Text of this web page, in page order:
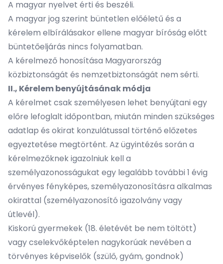
A magyar nyelvet érti és beszéli.
A magyar jog szerint büntetlen előéletű és a
kérelem elbírálásakor ellene magyar bíróság előtt
büntetőeljárás nincs folyamatban.
A kérelmező honosítása Magyarország
közbiztonságát és nemzetbiztonságát nem sérti.
II., Kérelem benyújtásának módja
A kérelmet csak személyesen lehet benyújtani egy
előre lefoglalt időpontban, miután minden szükséges
adatlap és okirat konzulátussal történő előzetes
egyeztetése megtörtént. Az ügyintézés során a
kérelmezőknek igazolniuk kell a
személyazonosságukat egy legalább további 1 évig
érvényes fényképes, személyazonosításra alkalmas
okirattal (személyazonosító igazolvány vagy
útlevél).
Kiskorú gyermekek (18. életévét be nem töltött)
vagy cselekvőképtelen nagykorúak nevében a
törvényes képviselők (szülő, gyám, gondnok)